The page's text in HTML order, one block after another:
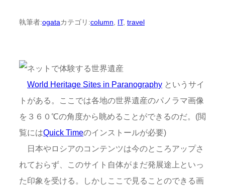
執筆者:ogataカテゴリ:column, IT, travel
World Heritage Sites in Paranography というサイ
トがある。ここでは各地の世界遺産のパノラマ画像
を３６０℃の角度から眺めることができるのだ。(閲
覧にはQuick Timeのインストールが必要)
日本やロシアのコンテンツは今のところアップさ
れておらず、このサイト自体がまだ発展途上といっ
た印象を受ける。しかしここで見ることのできる画